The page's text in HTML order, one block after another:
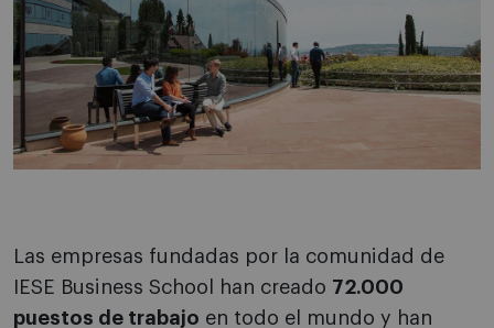
Las empresas fundadas por la comunidad de
IESE Business School han creado 72.000
puestos de trabajo en todo el mundo y han